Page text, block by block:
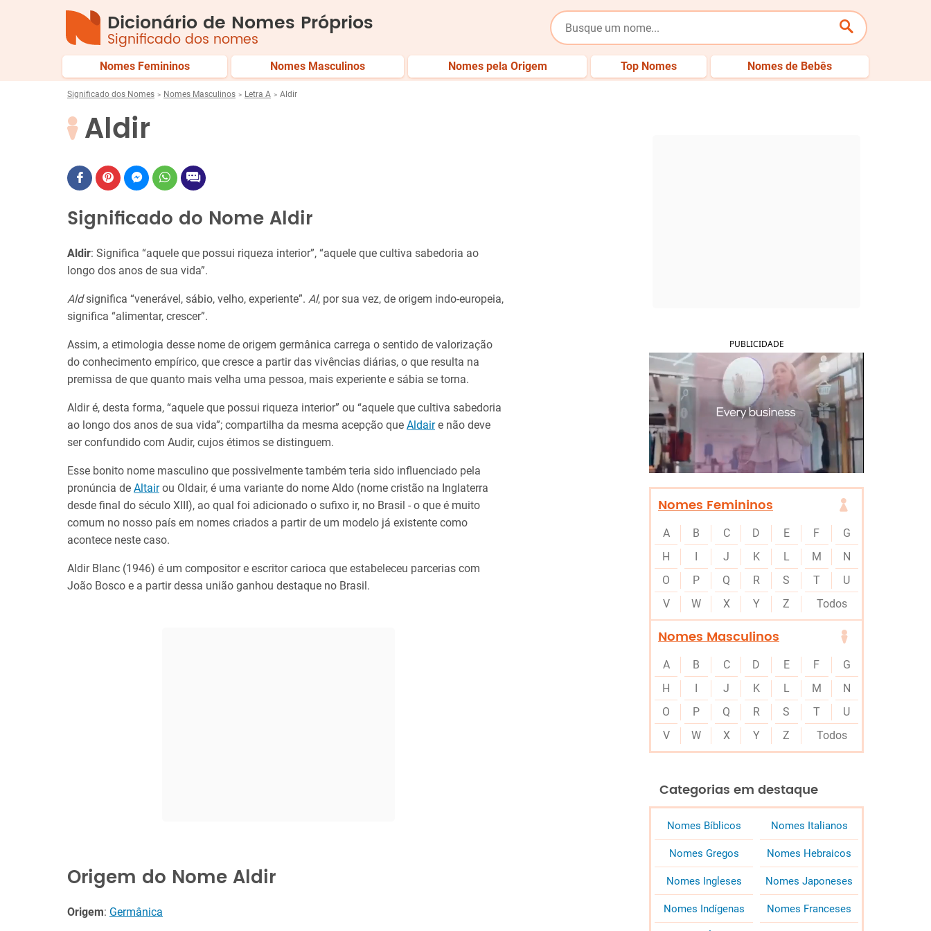
Dicionário de Nomes Próprios
Significado dos nomes
Nomes Femininos Nomes Masculinos Nomes pela Origem Top Nomes Nomes de Bebês
Significado dos Nomes Nomes Masculinos Letra A Aldir
Aldir
Significado do Nome Aldir
Aldir: Significa “aquele que possui riqueza interior”, “aquele que cultiva sabedoria ao
longo dos anos de sua vida”.
Aldsignifica “venerável, sábio, velho, experiente”. Al, por sua vez, de origem indo-europeia,
significa “alimentar, crescer”.
Assim, a etimologia desse nome de origem germânica carrega o sentido de valorização
do conhecimento empírico, que cresce a partir das vivências diárias, o que resulta na
premissa de que quanto mais velha uma pessoa, mais experiente e sábia se torna.
Aldir é, desta forma, “aquele que possui riqueza interior” ou “aquele que cultiva sabedoria
ao longo dos anos de sua vida”; compartilha da mesma acepção que Aldaire não deve
ser confundido com Audir, cujos étimos se distinguem.
Esse bonito nome masculino que possivelmente também teria sido influenciado pela
pronúncia de Altairou Oldair, é uma variante do nome Aldo (nome cristão na Inglaterra
desde final do século XIII), ao qual foi adicionado o sufixo ir, no Brasil - o que é muito
comum no nosso país em nomes criados a partir de um modelo já existente como
acontece neste caso.
Aldir Blanc (1946) é um compositor e escritor carioca que estabeleceu parcerias com
João Bosco e a partir dessa união ganhou destaque no Brasil.
Origem do Nome Aldir
Origem: Germânica
PUBLICIDADE
Nomes Femininos
A B C D E F
G
H
I J K L M
N
O
P Q R S T
U
V
W X Y Z Todos
Nomes Masculinos
A B C D E F
G
H
I J K L M
N
O
P Q R S T
U
V
W X Y Z Todos
Categorias em destaque
Nomes Bíblicos Nomes Italianos
Nomes Gregos Nomes Hebraicos
Nomes Ingleses Nomes Japoneses
Nomes Indígenas Nomes Franceses